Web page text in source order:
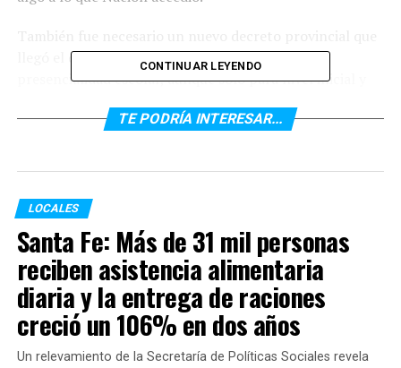
llegó el día sábado a las 11.30 y que habilitó la
presencialidad escolar, aunque solo para nivel inicial y
actividades (como gimnasios y clubes) y así alivianar la
La escena de la mañana fue la apertura de las escuelas, y
la llegada de los estudiantes a su espacio de formación,
recibidos con todos los protocolos correspondientes:
barbijos, alcohol y distancia.
TEMAS RELACIONADOS:
CONTINUAR LEYENDO
TE PODRÍA INTERESAR...
LOCALES
Santa Fe: Más de 31 mil personas
reciben asistencia alimentaria
diaria y la entrega de raciones
creció un 106% en dos años
Un relevamiento de la Secretaría de Políticas Sociales revela